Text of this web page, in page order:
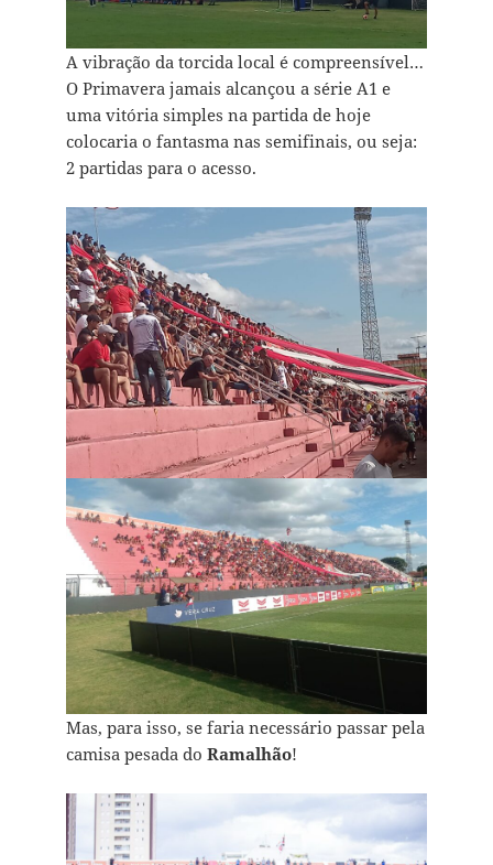
A vibração da torcida local é compreensível…
O Primavera jamais alcançou a série A1 e
uma vitória simples na partida de hoje
colocaria o fantasma nas semifinais, ou seja:
2 partidas para o acesso.
Mas, para isso, se faria necessário passar pela
camisa pesada do Ramalhão!